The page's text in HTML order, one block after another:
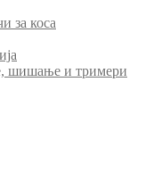
за коса
шишање и тримери